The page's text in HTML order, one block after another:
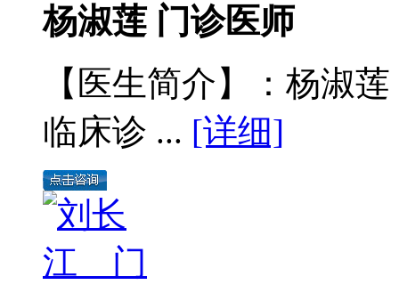
杨淑莲 门诊医师
【医生简介】：杨淑
临床诊 ... [详细]